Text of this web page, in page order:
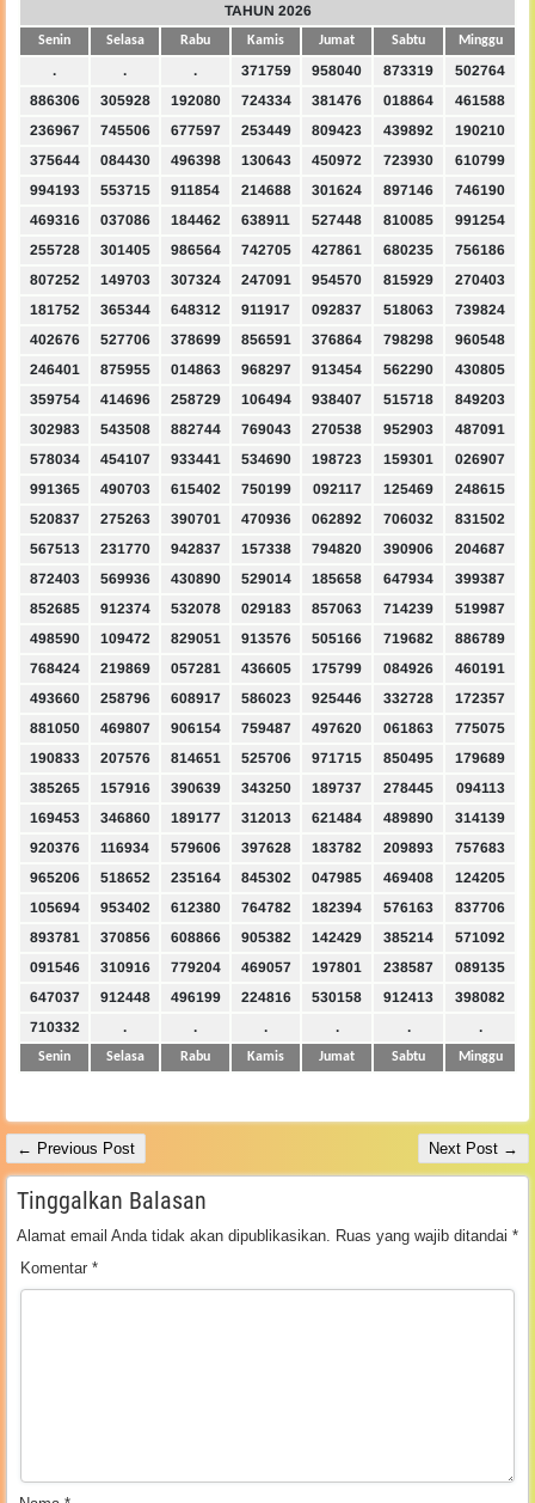
TAHUN 2026
Senin Selasa Rabu Kamis Jumat Sabtu Minggu
. . . 371759 958040 873319
502764
886306
305928 192080 724334 381476 018864
461588
236967
745506 677597 253449 809423 439892
190210
375644
084430 496398 130643 450972 723930
610799
994193
553715 911854 214688 301624 897146
746190
469316
037086 184462 638911 527448 810085
991254
255728
301405 986564 742705 427861 680235
756186
807252
149703 307324 247091 954570 815929
270403
181752
365344 648312 911917 092837 518063
739824
402676
527706 378699 856591 376864 798298
960548
246401
875955 014863 968297 913454 562290
430805
359754
414696 258729 106494 938407 515718
849203
302983
543508 882744 769043 270538 952903
487091
578034
454107 933441 534690 198723 159301
026907
991365
490703 615402 750199 092117 125469
248615
520837
275263 390701 470936 062892 706032
831502
567513
231770 942837 157338 794820 390906
204687
872403
569936 430890 529014 185658 647934
399387
852685
912374 532078 029183 857063 714239
519987
498590
109472 829051 913576 505166 719682
886789
768424
219869 057281 436605 175799 084926
460191
493660
258796 608917 586023 925446 332728
172357
881050
469807 906154 759487 497620 061863
775075
190833
207576 814651 525706 971715 850495
179689
385265
157916 390639 343250 189737 278445
094113
169453
346860 189177 312013 621484 489890
314139
920376
116934 579606 397628 183782 209893
757683
965206
518652 235164 845302 047985 469408
124205
105694
953402 612380 764782 182394 576163
837706
893781
370856 608866 905382 142429 385214
571092
091546
310916 779204 469057 197801 238587
089135
647037
912448 496199 224816 530158 912413
398082
710332
. . . . . .
Senin Selasa Rabu Kamis Jumat Sabtu Minggu
← Previous Post Next Post →
Tinggalkan Balasan
Alamat email Anda tidak akan dipublikasikan. Ruas yang wajib ditandai *
Komentar *